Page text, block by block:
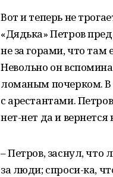
Вот и теперь не
«Дядька» Петров
не за горами, что там
Невольно он
ломаным почерком. В
с арестантами.
нет-нет да и
– Петров, заснул, что
за люди; спроси-ка,